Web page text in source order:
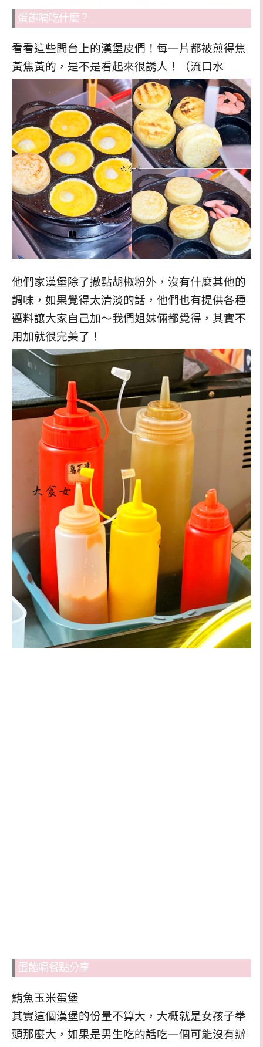
蛋飽嗝吃什麼？
看看這些間台上的漢堡皮們！每一片都被煎得焦
黃焦黃的，是不是看起來很誘人！（流口水
他們家漢堡除了撒點胡椒粉外，沒有什麼其他的
調味，如果覺得太清淡的話，他們也有提供各種
醬料讓大家自己加～我們姐妹倆都覺得，其實不
用加就很完美了！
蛋飽嗝餐點分享
鮪魚玉米蛋堡
其實這個漢堡的份量不算大，大概就是女孩子拳
頭那麼大，如果是男生吃的話吃一個可能沒有辦